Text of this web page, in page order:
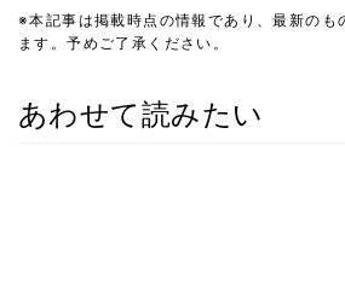
※本記事は掲載時点の情報であり、最新のも
ます。予めご了承ください。
あわせて読みたい